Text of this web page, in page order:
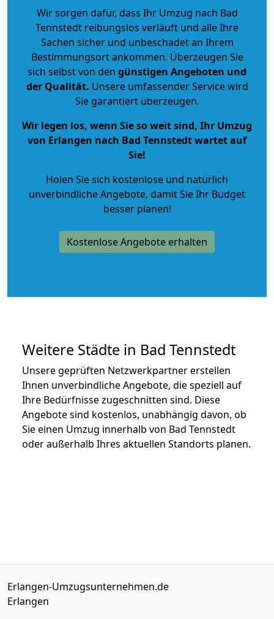
Wir sorgen dafür, dass Ihr Umzug nach Bad
Tennstedt reibungslos verläuft und alle Ihre
Sachen sicher und unbeschadet an Ihrem
Bestimmungsort ankommen. Überzeugen Sie
sich selbst von den günstigen Angeboten und
der Qualität. Unsere umfassender Service wird
Sie garantiert überzeugen.
Wir legen los, wenn Sie so weit sind, Ihr Umzug
von Erlangen nach Bad Tennstedt wartet auf
Sie!
Holen Sie sich kostenlose und natürlich
unverbindliche Angebote, damit Sie Ihr Budget
besser planen!
Kostenlose Angebote erhalten
Weitere Städte in Bad Tennstedt
Unsere geprüften Netzwerkpartner erstellen
Ihnen unverbindliche Angebote, die speziell auf
Ihre Bedürfnisse zugeschnitten sind. Diese
Angebote sind kostenlos, unabhängig davon, ob
Sie einen Umzug innerhalb von Bad Tennstedt
oder außerhalb Ihres aktuellen Standorts planen.
Erlangen-Umzugsunternehmen.de
Erlangen